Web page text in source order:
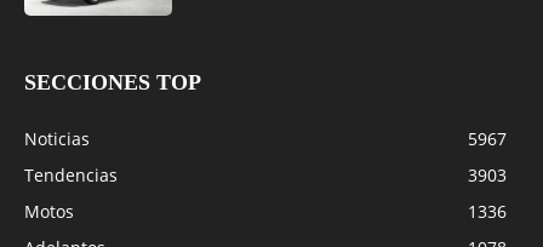
SECCIONES TOP
Noticias
5967
Tendencias
3903
Motos
1336